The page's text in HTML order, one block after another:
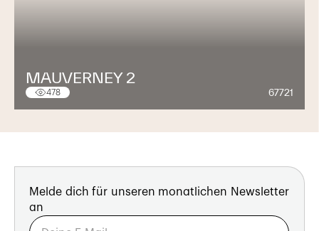
MAUVERNEY 2
478 67721
Melde dich für unseren monatlichen Newsletter
an